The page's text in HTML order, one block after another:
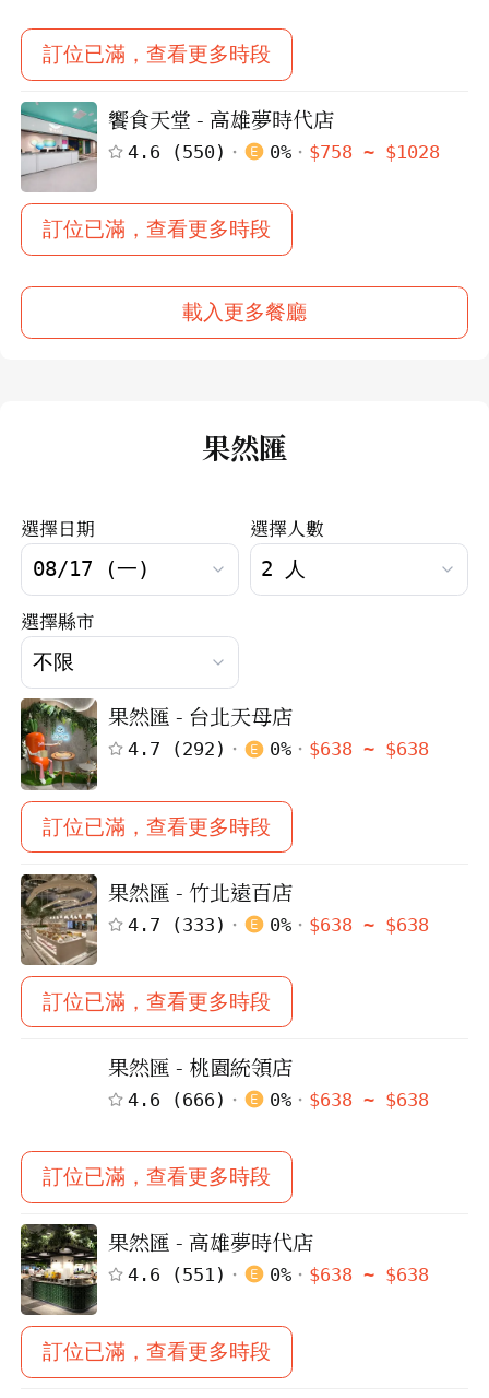
訂位已滿，查看更多時段
饗食天堂 - 高雄夢時代店
4.6 (550 ) 0% $758 ~ $1028
訂位已滿，查看更多時段
載入更多餐廳
果然匯
選擇日期 選擇人數
選擇縣市
果然匯 - 台北天母店
4.7 (292 ) 0% $638 ~ $638
訂位已滿，查看更多時段
果然匯 - 竹北遠百店
4.7 (333 ) 0% $638 ~ $638
訂位已滿，查看更多時段
果然匯 - 桃園統領店
4.6 (666 ) 0% $638 ~ $638
訂位已滿，查看更多時段
果然匯 - 高雄夢時代店
4.6 (551 ) 0% $638 ~ $638
訂位已滿，查看更多時段